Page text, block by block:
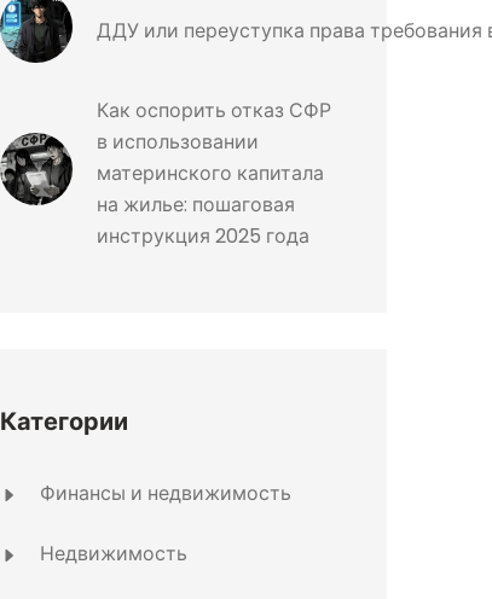
ДДУ или переуступка права требования
Как оспорить отказ СФР
в использовании
материнского капитала
на жилье: пошаговая
инструкция 2025 года
Категории
Финансы и недвижимость
Недвижимость